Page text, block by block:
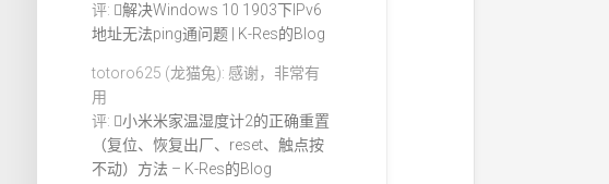
评:
解决Windows 10 1903下IPv6
地址无法ping通问题 | K-Res的Blog
totoro625 (龙猫兔): 感谢，非常有
用
评:
小米米家温湿度计2的正确重置
（复位、恢复出厂、reset、触点按
不动）方法 – K-Res的Blog